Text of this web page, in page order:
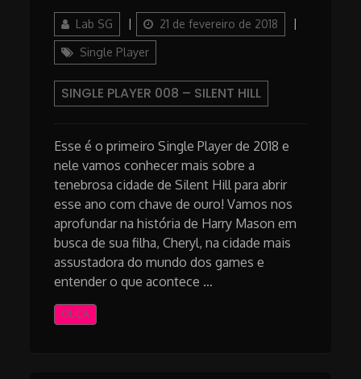
AuthorLab SG
Posted
on
21 de fevereiro de 2018
Single Player
SINGLE PLAYER 008 – SILENT HILL
Esse é o primeiro Single Player de 2018 e
nele vamos conhecer mais sobre a
tenebrosa cidade de Silent Hill para abrir
esse ano com chave de ouro! Vamos nos
aprofundar na história de Harry Mason em
busca de sua filha, Cheryl, na cidade mais
assustadora do mundo dos games e
entender o que acontece …
OUÇA